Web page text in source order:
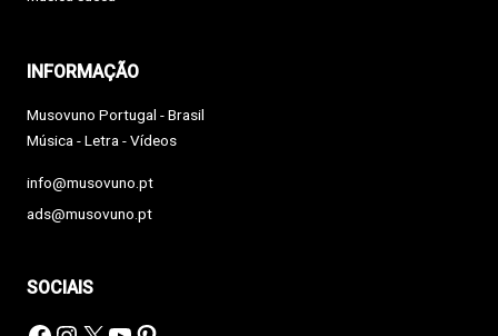
INFORMAÇÃO
Musovuno Portugal - Brasil
Música - Letra - Vídeos
info@musovuno.pt
ads@musovuno.pt
SOCIAIS